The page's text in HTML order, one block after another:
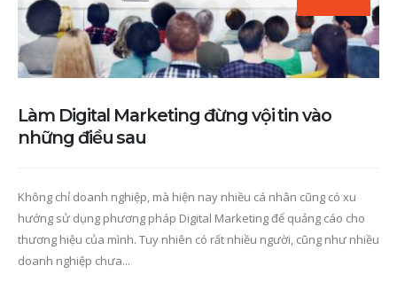
Làm Digital Marketing đừng vội tin vào
những điều sau
Không chỉ doanh nghiệp, mà hiện nay nhiều cá nhân cũng có xu
hướng sử dụng phương pháp Digital Marketing để quảng cáo cho
thương hiệu của mình. Tuy nhiên có rất nhiều người, cũng như nhiều
doanh nghiệp chưa...